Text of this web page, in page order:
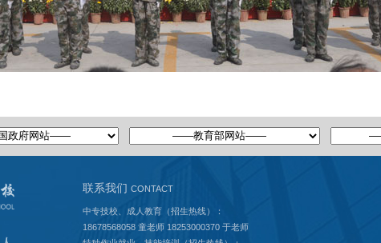
联系我们CONTACT
中专技校、成人教育（招生热线）：
18678568058 童老师 18253000370 于老师